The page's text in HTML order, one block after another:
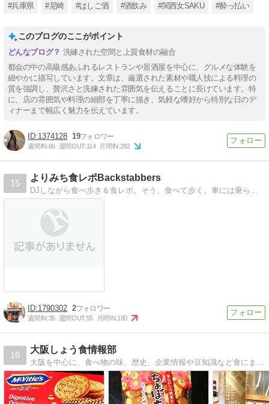
#兵庫県 #尼崎 #はしご酒 #酒飲み #関西女SAKU #酔っ払い
このブログのここがポイント
洗練された空間と上質食材の融合
都会の中の高級感あふれるレストランや居酒屋を中心に、グルメな体験を
細やかに描写しています。文章は、厳選された素材や職人技による料理の
質を強調し、贅沢さと洗練された雰囲気を伝えることに長けています。特
に、店の雰囲気や料理の細部を丁寧に描き、気軽な嗜好から特別な日のデ
ィナーまで幅広く魅力を伝えています。
1374128 19
週間IN:66 週間OUT:114 月間IN:292
15
よりみち食レポBackstabbers
DJしながら食べ歩き＆食レポ。そう、食べて歩く。車には乗らない。DJプレイもアナログにこだわる。てーか、アナログしかできましぇ〜ん。DJ GH-Spinner…
1790302 2
週間IN:35 週間OUT:55 月間IN:180
16
大阪しょう食情報部
大阪を中心に、食べ物の味、歴史、企業情報や豆知識など食にまつわる様々な情報を適度に発信します。